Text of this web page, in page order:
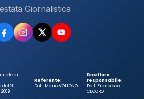
Giornalistica
di
del 20
Referente:
Dott. Mario VOLLONO
Direttore
responsabile:
Dott. Francesco
CECORO